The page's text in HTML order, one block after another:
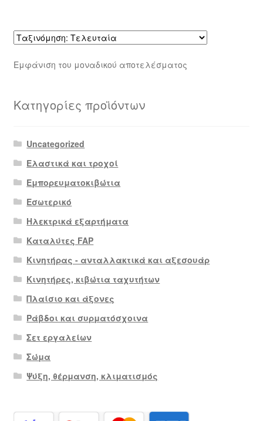
Εμφάνιση του μοναδικού αποτελέσματος
Κατηγορίες προϊόντων
Uncategorized
Ελαστικά και τροχοί
Εμπορευματοκιβώτια
Εσωτερικό
Ηλεκτρικά εξαρτήματα
Καταλύτες FAP
Κινητήρας - ανταλλακτικά και αξεσουάρ
Κινητήρες, κιβώτια ταχυτήτων
Πλαίσιο και άξονες
Ράβδοι και συρματόσχοινα
Σετ εργαλείων
Σώμα
Ψύξη, θέρμανση, κλιματισμός